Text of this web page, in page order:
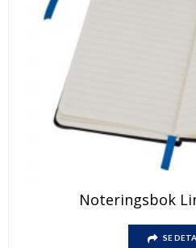
Noteringsbok
SE